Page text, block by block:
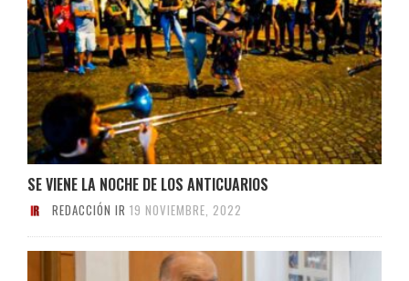
SE VIENE LA NOCHE DE LOS ANTICUARIOS
REDACCIÓN IR 19 NOVIEMBRE, 2022